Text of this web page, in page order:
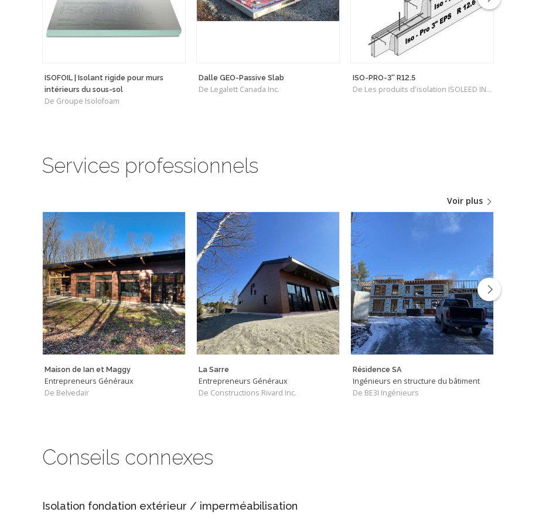
ISOFOIL | Isolant rigide pour murs
intérieurs du sous-sol
De Groupe Isolofoam
Dalle GEO-Passive Slab
De Legalett Canada Inc.
ISO-PRO-3'' R12.5
De Les produits d'isolation ISOLEED INC.
Bloc
De
Services professionnels
Voir plus
Maison de Ian et Maggy
Entrepreneurs Généraux
De Belvedair
La Sarre
Entrepreneurs Généraux
De Constructions Rivard Inc.
Résidence SA
Ingénieurs en structure du bâtiment
De BE3I Ingénieurs
Conseils connexes
Isolation fondation extérieur / imperméabilisation